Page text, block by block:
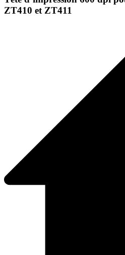
ZT410 et ZT411